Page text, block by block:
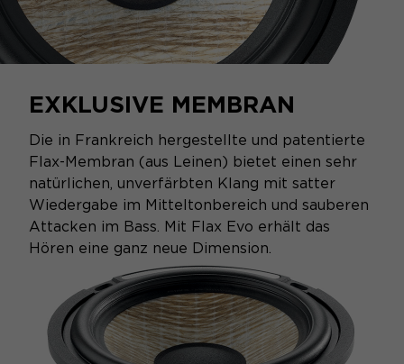
EXKLUSIVE MEMBRAN
Die in Frankreich hergestellte und patentierte
Flax-Membran (aus Leinen) bietet einen sehr
natürlichen, unverfärbten Klang mit satter
Wiedergabe im Mitteltonbereich und sauberen
Attacken im Bass. Mit Flax Evo erhält das
Hören eine ganz neue Dimension.